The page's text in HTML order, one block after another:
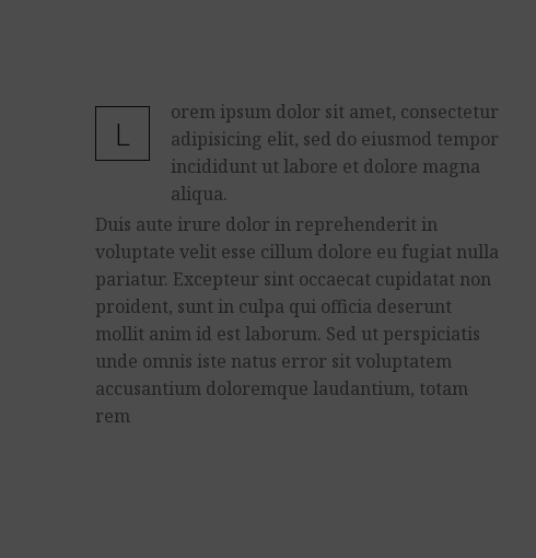
L
orem ipsum dolor sit amet, consectetur
adipisicing elit, sed do eiusmod tempor
incididunt ut labore et dolore magna
aliqua.
Duis aute irure dolor in reprehenderit in
voluptate velit esse cillum dolore eu fugiat nulla
pariatur. Excepteur sint occaecat cupidatat non
proident, sunt in culpa qui officia deserunt
mollit anim id est laborum. Sed ut perspiciatis
unde omnis iste natus error sit voluptatem
accusantium doloremque laudantium, totam
rem